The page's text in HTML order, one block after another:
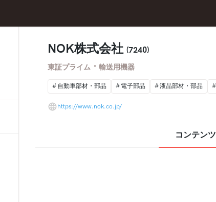
NOK株式会社 (7240)
東証プライム ・ 輸送用機器
自動車部材・部品 電子部品 液晶部材・部品
https://www.nok.co.jp/
コンテンツ